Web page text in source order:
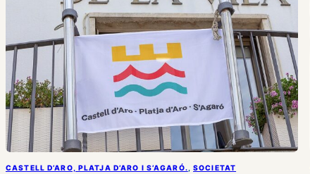
CASTELL D’ARO, PLATJA D’ARO I S’AGARÓ. , SOCIETAT